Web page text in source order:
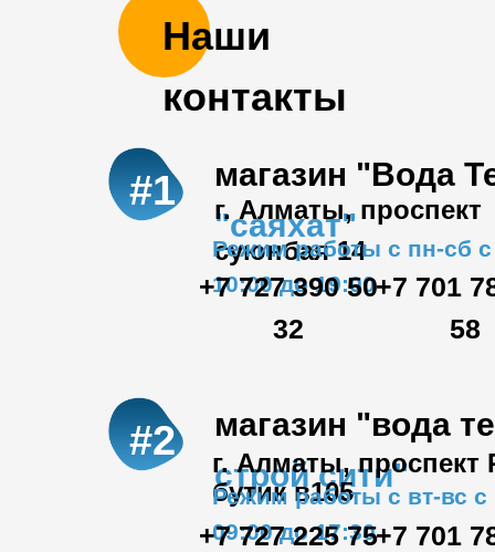
Наши
контакты
магазин "Вода
"саяхат"
#1
г. Алматы, проспект
суюнбая 14
магазин "вода
строй сити"
г. Алматы, проспект
бутик в105
Режим работы с пн-сб с
10:00 до 19:00
Режим работы с вт-вс с
09:00 до 17:30
+7 701
58
+7 727 390 50
32
+7 701
+7 727 225 75
#2